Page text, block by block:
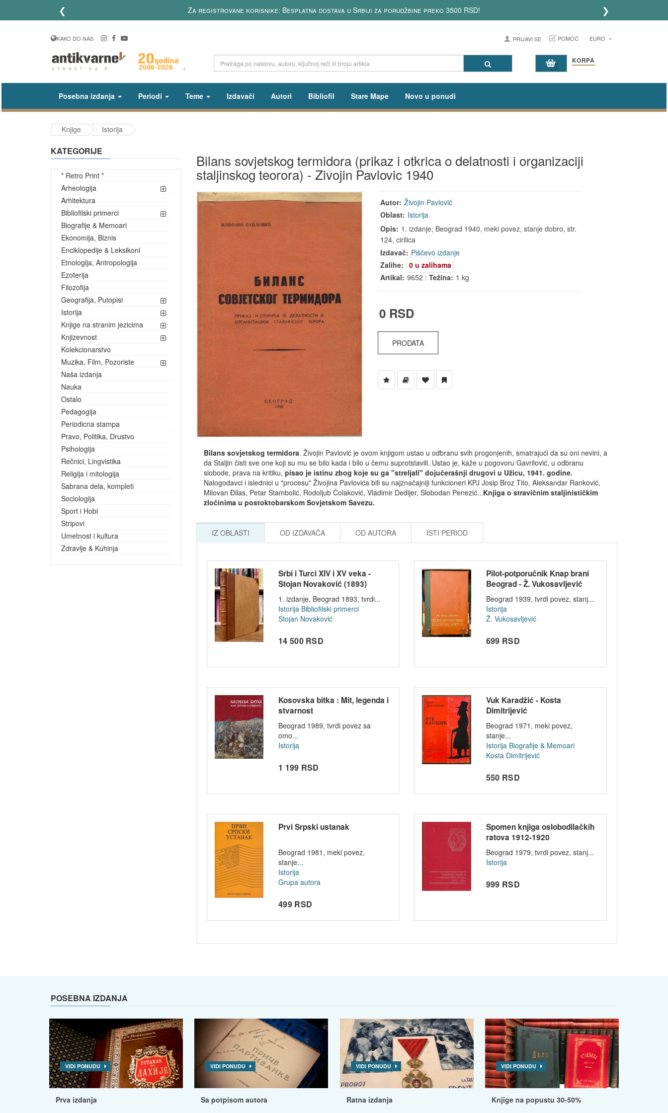
❮ Za registrovane korisnike: Besplatna dostava u Srbiji za porudžbine preko 3500 RSD! ❯
KAKO DO NAS PRIJAVI SE POMOĆ EURO
KORPA
Posebna izdanja Periodi Teme Izdavači Autori Bibliofil Stare Mape Novo u ponudi
Knjige Istorija
KATEGORIJE
* Retro Print *
Arheologija
Arhitektura
Bibliofilski primerci
Biografije & Memoari
Ekonomija, Biznis
Enciklopedije & Leksikoni
Etnologija, Antropologija
Ezoterija
Filozofija
Geografija, Putopisi
Istorija
Knjige na stranim jezicima
Knjizevnost
Kolekcionarstvo
Muzika, Film, Pozoriste
Naša izdanja
Nauka
Ostalo
Pedagogija
Periodicna stampa
Pravo, Politika, Drustvo
Psihologija
Rečnici, Lingvistika
Religija i mitologija
Sabrana dela, kompleti
Sociologija
Sport i Hobi
Stripovi
Umetnost i kultura
Zdravlje & Kuhinja
Bilans sovjetskog termidora (prikaz i otkrica o delatnosti i organizaciji
staljinskog teorora) - Zivojin Pavlovic 1940
Autor: Živojin Pavlović
Oblast: Istorija
Opis: 1. izdanje, Beograd 1940, meki povez, stanje dobro, str.
124, cirilica
Izdavač: Piščevo izdanje
Zalihe:
0 u zalihama
Artikal: 9652 :Težina: 1 kg
0 RSD
PRODATA
Bilans sovjetskog termidora. Živojin Pavlović je ovom knjigom ustao u odbranu svih progonjenih, smatrajući da su oni nevini, a
da Staljin čisti sve one koji su mu se bilo kada i bilo u čemu suprotstavili. Ustao je, kaže u pogovoru Gavrilović, u odbranu
slobode, prava na kritiku, pisao je istinu zbog koje su ga "streljali" dojučerašnji drugovi u Užicu, 1941. godine.
Nalogodavci i islednici u "procesu" Živojina Pavlovića bili su najznačajniji funkcioneri KPJ Josip Broz Tito, Aleksandar Ranković,
Milovan Đilas, Petar Stambolić, Rodoljub Čolaković, Vladimir Dedijer, Slobodan Penezić...Knjiga o stravičnim staljinističkim
zločinima u postoktobarskom Sovjetskom Savezu.
IZ OBLASTI OD IZDAVAČA OD AUTORA ISTI PERIOD
Srbi i Turci XIV i XV veka -
Stojan Novaković (1893)
1. izdanje, Beograd 1893, tvrdi...
Istorija Bibliofilski primerci
Stojan Novaković
14 500 RSD
Pilot-potporučnik Knap brani
Beograd - Ž. Vukosavljević
1939
Beograd 1939, tvrdi povez, stanj...
Istorija
Ž. Vukosavljević
699 RSD
Kosovska bitka : Mit, legenda i
stvarnost
Beograd 1989, tvrdi povez sa
omo...
Istorija
1 199 RSD
Vuk Karadžić - Kosta
Dimitrijević
Beograd 1971, meki povez,
stanje...
Istorija Biografije & Memoari
Kosta Dimitrijević
550 RSD
Prvi Srpski ustanak
Beograd 1981, meki povez,
stanje...
Istorija
Grupa autora
499 RSD
Spomen knjiga oslobodilačkih
ratova 1912-1920
Beograd 1979, tvrdi povez, stanj...
Istorija
999 RSD
POSEBNA IZDANJA
VIDI PONUDU
Prva izdanja
VIDI PONUDU
Sa potpisom autora
VIDI PONUDU
Ratna izdanja
VIDI PONUDU
Knjige na popustu 30-50%